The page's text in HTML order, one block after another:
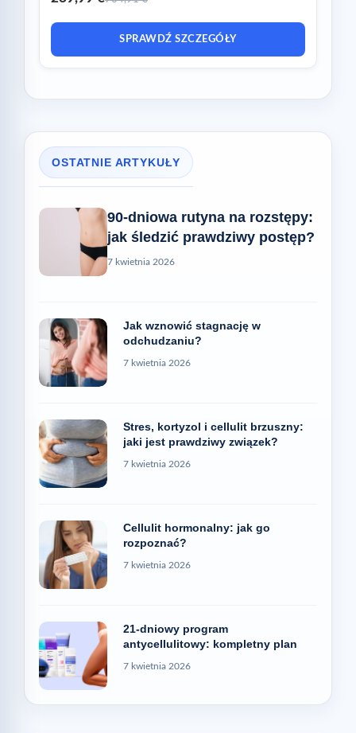
SPRAWDŹ SZCZEGÓŁY
OSTATNIE ARTYKUŁY
90-dniowa rutyna na rozstępy:
jak śledzić prawdziwy postęp?
7 kwietnia 2026
Jak wznowić stagnację w
odchudzaniu?
7 kwietnia 2026
Stres, kortyzol i cellulit brzuszny:
jaki jest prawdziwy związek?
7 kwietnia 2026
Cellulit hormonalny: jak go
rozpoznać?
7 kwietnia 2026
21-dniowy program
antycellulitowy: kompletny plan
7 kwietnia 2026